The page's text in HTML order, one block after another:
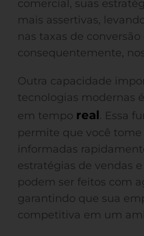
comercial, suas
mais assertivas,
nas taxas de conversão
consequentemente,
Outra capacidade
tecnologias modernas
em tempo real. Essa
permite que você tome
informadas
estratégias de vendas
podem ser feitos com
garantindo que sua
competitiva em um